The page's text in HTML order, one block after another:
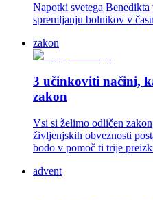
Napotki svetega
spremljanju bolnikov v
zakon
3 učinkoviti načini,
zakon
Vsi si želimo odličen
življenjskih obveznosti
bodo v pomoč ti trije
advent